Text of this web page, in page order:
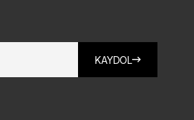
KAYDOL